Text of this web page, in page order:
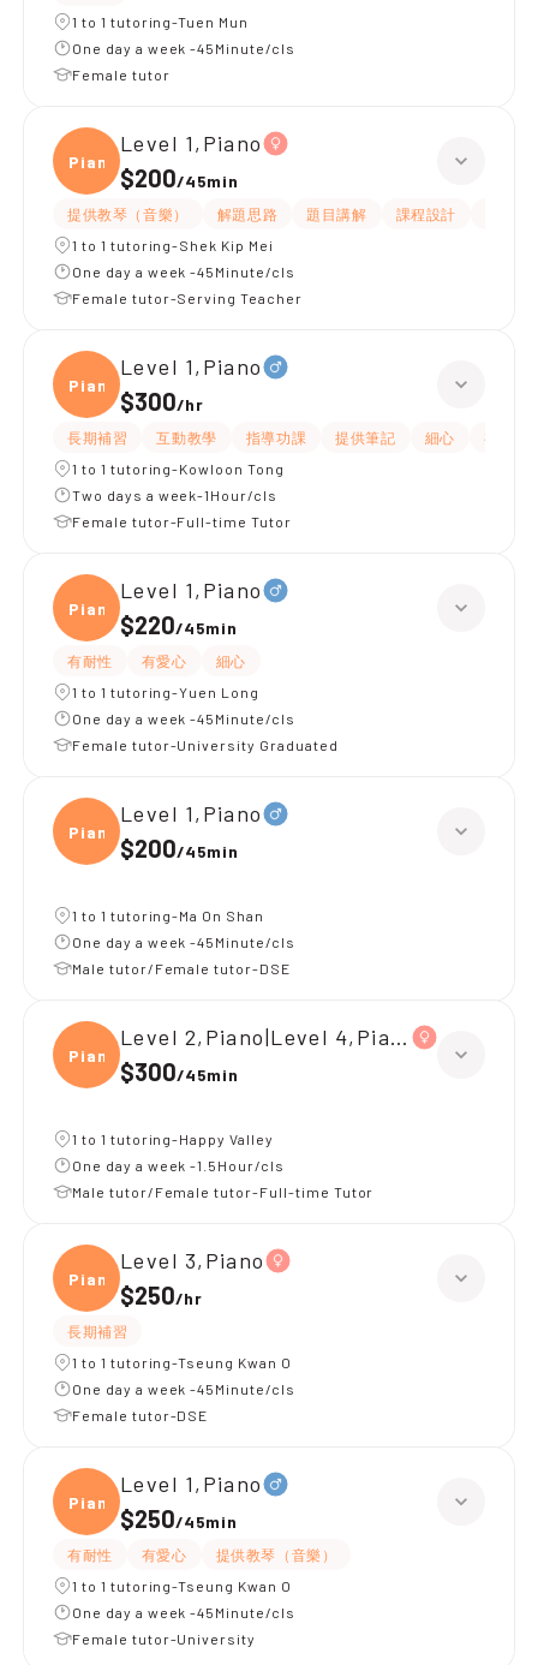
1 to 1 tutoring-Tuen Mun
One day a week -45Minute/cls
Female tutor
Piano
Level 1,Piano
$200/45min
提供教琴（音樂） 解題思路 題目講解 課程設計
1 to 1 tutoring-Shek Kip Mei
One day a week -45Minute/cls
Female tutor-Serving Teacher
Piano
Level 1,Piano
$300/hr
長期補習 互動教學 指導功課 提供筆記 細心
有愛心
1 to 1 tutoring-Kowloon Tong
Two days a week-1Hour/cls
Female tutor-Full-time Tutor
Piano
Level 1,Piano
$220/45min
有耐性 有愛心
細心
1 to 1 tutoring-Yuen Long
One day a week -45Minute/cls
Female tutor-University Graduated
Piano
Level 1,Piano
$200/45min
1 to 1 tutoring-Ma On Shan
One day a week -45Minute/cls
Male tutor/Female tutor-DSE
Piano
Level 2,Piano|Level 4,Piano
$300/45min
1 to 1 tutoring-Happy Valley
One day a week -1.5Hour/cls
Male tutor/Female tutor-Full-time Tutor
Piano
Level 3,Piano
$250/hr
長期補習
1 to 1 tutoring-Tseung Kwan O
One day a week -45Minute/cls
Female tutor-DSE
Piano
Level 1,Piano
$250/45min
有耐性 有愛心
提供教琴（音樂）
1 to 1 tutoring-Tseung Kwan O
One day a week -45Minute/cls
Female tutor-University